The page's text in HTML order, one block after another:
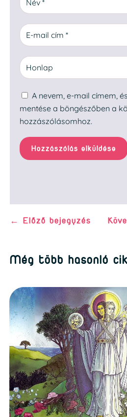
A nevem, e-mail címem,
mentése a böngészőben a
hozzászólásomhoz.
Hozzászólás elküldése
← Előző bejegyzés
Még több hasonló